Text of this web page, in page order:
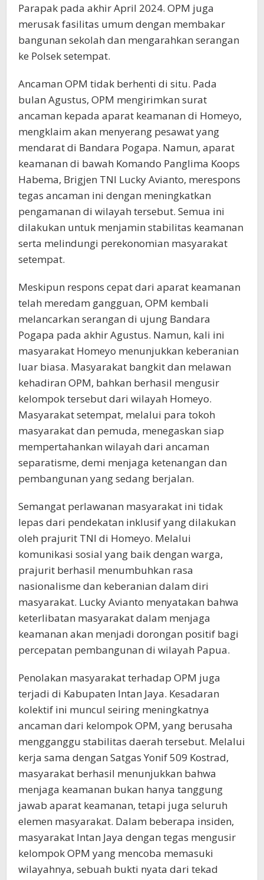
Parapak pada akhir April 2024. OPM juga
merusak fasilitas umum dengan membakar
bangunan sekolah dan mengarahkan serangan
ke Polsek setempat.
Ancaman OPM tidak berhenti di situ. Pada
bulan Agustus, OPM mengirimkan surat
ancaman kepada aparat keamanan di Homeyo,
mengklaim akan menyerang pesawat yang
mendarat di Bandara Pogapa. Namun, aparat
keamanan di bawah Komando Panglima Koops
Habema, Brigjen TNI Lucky Avianto, merespons
tegas ancaman ini dengan meningkatkan
pengamanan di wilayah tersebut. Semua ini
dilakukan untuk menjamin stabilitas keamanan
serta melindungi perekonomian masyarakat
setempat.
Meskipun respons cepat dari aparat keamanan
telah meredam gangguan, OPM kembali
melancarkan serangan di ujung Bandara
Pogapa pada akhir Agustus. Namun, kali ini
masyarakat Homeyo menunjukkan keberanian
luar biasa. Masyarakat bangkit dan melawan
kehadiran OPM, bahkan berhasil mengusir
kelompok tersebut dari wilayah Homeyo.
Masyarakat setempat, melalui para tokoh
masyarakat dan pemuda, menegaskan siap
mempertahankan wilayah dari ancaman
separatisme, demi menjaga ketenangan dan
pembangunan yang sedang berjalan.
Semangat perlawanan masyarakat ini tidak
lepas dari pendekatan inklusif yang dilakukan
oleh prajurit TNI di Homeyo. Melalui
komunikasi sosial yang baik dengan warga,
prajurit berhasil menumbuhkan rasa
nasionalisme dan keberanian dalam diri
masyarakat. Lucky Avianto menyatakan bahwa
keterlibatan masyarakat dalam menjaga
keamanan akan menjadi dorongan positif bagi
percepatan pembangunan di wilayah Papua.
Penolakan masyarakat terhadap OPM juga
terjadi di Kabupaten Intan Jaya. Kesadaran
kolektif ini muncul seiring meningkatnya
ancaman dari kelompok OPM, yang berusaha
mengganggu stabilitas daerah tersebut. Melalui
kerja sama dengan Satgas Yonif 509 Kostrad,
masyarakat berhasil menunjukkan bahwa
menjaga keamanan bukan hanya tanggung
jawab aparat keamanan, tetapi juga seluruh
elemen masyarakat. Dalam beberapa insiden,
masyarakat Intan Jaya dengan tegas mengusir
kelompok OPM yang mencoba memasuki
wilayahnya, sebuah bukti nyata dari tekad